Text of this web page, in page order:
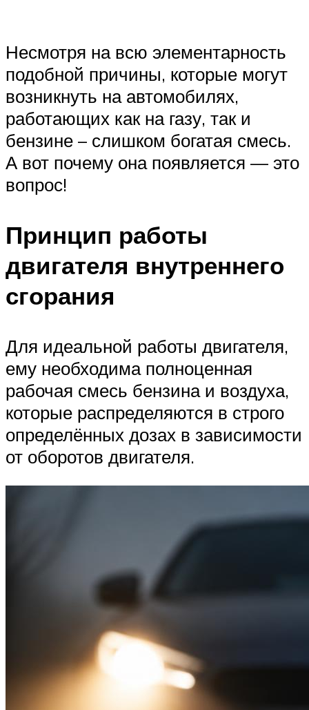
Несмотря на всю элементарность
подобной причины, которые могут
возникнуть на автомобилях,
работающих как на газу, так и
бензине – слишком богатая смесь.
А вот почему она появляется — это
вопрос!
Принцип работы
двигателя внутреннего
сгорания
Для идеальной работы двигателя,
ему необходима полноценная
рабочая смесь бензина и воздуха,
которые распределяются в строго
определённых дозах в зависимости
от оборотов двигателя.